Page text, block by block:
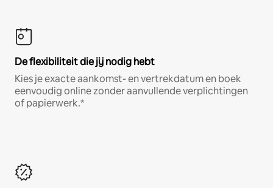
De flexibiliteit die jij nodig hebt
Kies je exacte aankomst- en vertrekdatum en boek
eenvoudig online zonder aanvullende verplichtingen
of papierwerk.*